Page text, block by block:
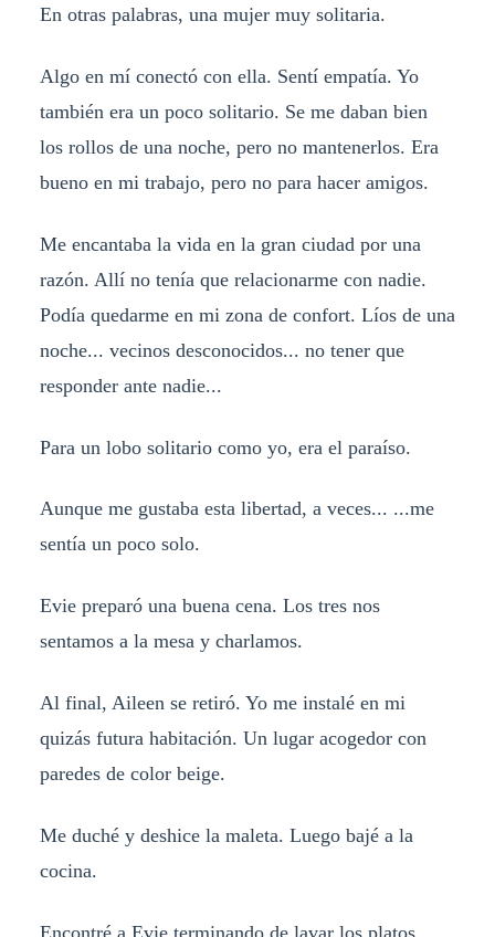
En otras palabras, una mujer muy solitaria.
Algo en mí conectó con ella. Sentí empatía. Yo
también era un poco solitario. Se me daban bien
los rollos de una noche, pero no mantenerlos. Era
bueno en mi trabajo, pero no para hacer amigos.
Me encantaba la vida en la gran ciudad por una
razón. Allí no tenía que relacionarme con nadie.
Podía quedarme en mi zona de confort. Líos de una
noche... vecinos desconocidos... no tener que
responder ante nadie...
Para un lobo solitario como yo, era el paraíso.
Aunque me gustaba esta libertad, a veces... ...me
sentía un poco solo.
Evie preparó una buena cena. Los tres nos
sentamos a la mesa y charlamos.
Al final, Aileen se retiró. Yo me instalé en mi
quizás futura habitación. Un lugar acogedor con
paredes de color beige.
Me duché y deshice la maleta. Luego bajé a la
cocina.